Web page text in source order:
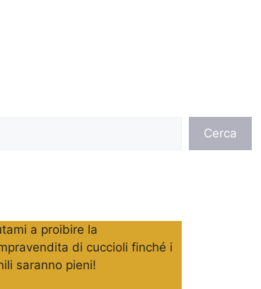
Cerca
a proibire la
di cuccioli finché i
saranno pieni!